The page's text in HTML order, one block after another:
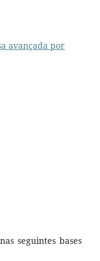
avançada por
seguintes bases